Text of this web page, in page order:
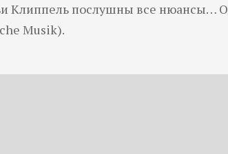
Клиппель послушны все нюансы…
Musik).